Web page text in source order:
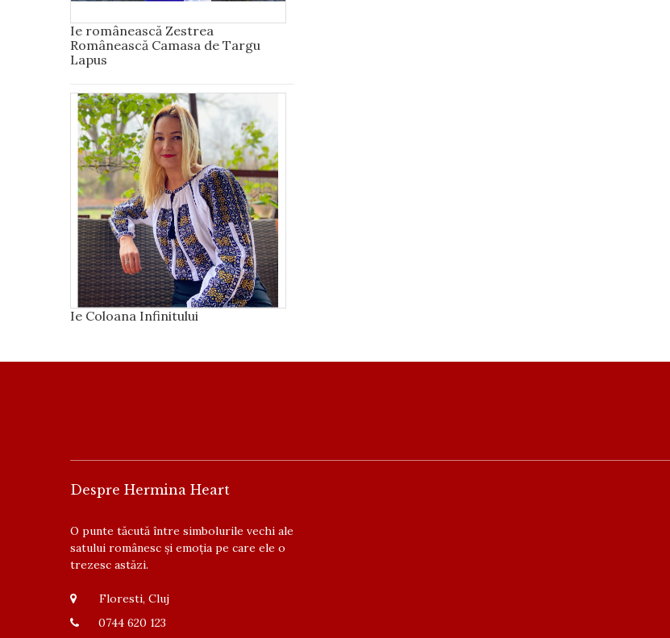
Ie românească Zestrea
Românească Camasa de Targu
Lapus
Ie Coloana Infinitului
Despre Hermina Heart
O punte tăcută între simbolurile vechi ale
satului românesc și emoția pe care ele o
trezesc astăzi.
Floresti, Cluj
0744 620 123